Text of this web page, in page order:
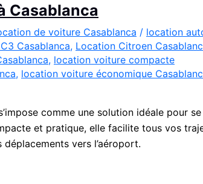
Casablanca
de voiture Casablanca / location
Casablanca, Location Citroen
, location voiture compacte
, location voiture économique
comme une solution idéale pour se
et pratique, elle facilite tous vos
vers l’aéroport.